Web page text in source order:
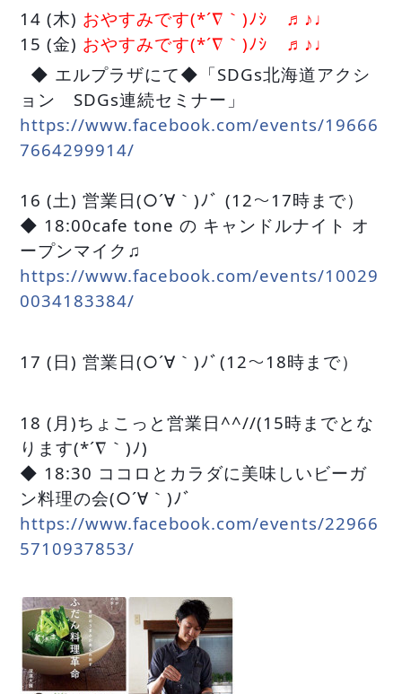
14 (木) おやすみです(*´∇｀)ﾉｼ ♬♪♩
15 (金) おやすみです(*´∇｀)ﾉｼ ♬♪♩
◆ エルプラザにて◆「SDGs北海道アクシ
ョン SDGs連続セミナー」
https://www.facebook.com/events/19666
7664299914/
16 (土) 営業日(○´∀｀)ﾉﾞ (12〜17時まで）
◆ 18:00cafe tone の キャンドルナイト オ
ープンマイク♫
https://www.facebook.com/events/10029
0034183384/
17 (日) 営業日(○´∀｀)ﾉﾞ(12〜18時まで）
18 (月)ちょこっと営業日^^//(15時までとな
ります(*´∇｀)ﾉ)
◆ 18:30 ココロとカラダに美味しいビーガ
ン料理の会(○´∀｀)ﾉﾞ
https://www.facebook.com/events/22966
5710937853/